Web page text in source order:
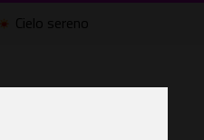
Cielo sereno